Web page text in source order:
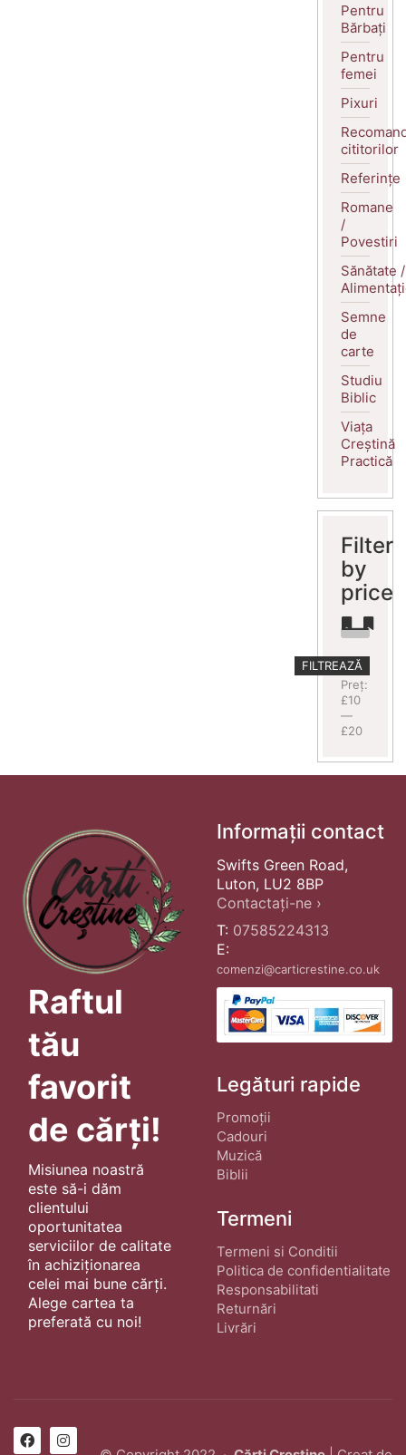
Pentru
Bărbați
Pentru
femei
Pixuri
cititorilor
Referințe
Romane
/
Povestiri
Sănătate /
Semne
de
carte
Studiu
Biblic
Viața
Creștină
Practică
Filter
by
price
Preț
minim
Preț
maxim
FILTREAZĂ
Preț:
£10
—
£20
Raftul
tău
favorit
de cărți!
Misiunea noastră
este să-i dăm
clientului
oportunitatea
serviciilor de calitate
în achiziționarea
celei mai bune cărți.
Alege cartea ta
preferată cu noi!
Informații contact
Swifts Green Road,
Luton, LU2 8BP
Contactați-ne ›
T: 07585224313
E:
comenzi@carticrestine.co.uk
Legături rapide
Promoții
Cadouri
Muzică
Biblii
Termeni
Termeni si Conditii
Politica de confidentialitate
Responsabilitati
Returnări
Livrări